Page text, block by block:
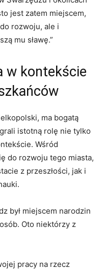
jest zatem miejscem,
rozwoju, ale i
mu sławę.”
w kontekście
ma bogatą
istotną rolę nie tylko
Wśród
do rozwoju tego miasta,
z przeszłości, jak i
był miejscem narodzin
Oto niektórzy z
pracy na rzecz